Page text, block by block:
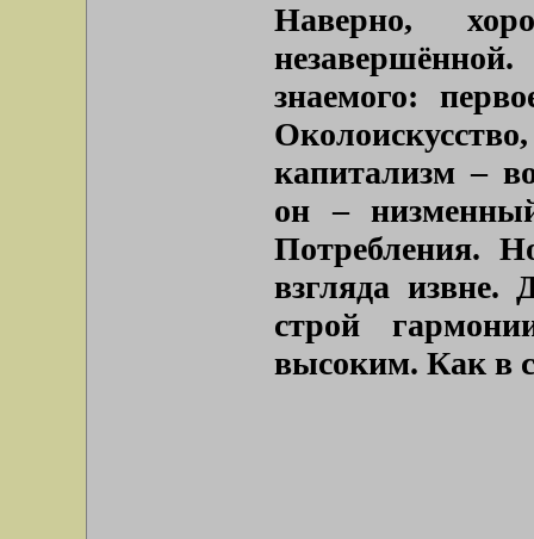
Наверно,
знаемого:
капитализм –
он –
Потребления.
взгляда извне.
строй
высоким. Как в